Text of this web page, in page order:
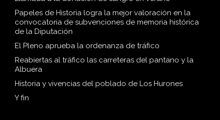
Papeles de Historia logra la mejor valoración en la
convocatoria de subvenciones de memoria histórica
de la Diputación
El Pleno aprueba la ordenanza de tráfico
Reabiertas al tráfico las carreteras del pantano y la
Albuera
Historia y vivencias del poblado de Los Hurones
Y fin